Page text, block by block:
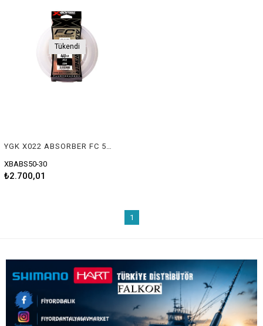
Tükendi
YGK X022 ABSORBER FC 50M 45KG 0.90
XBABS50-30
₺2.700,01
1